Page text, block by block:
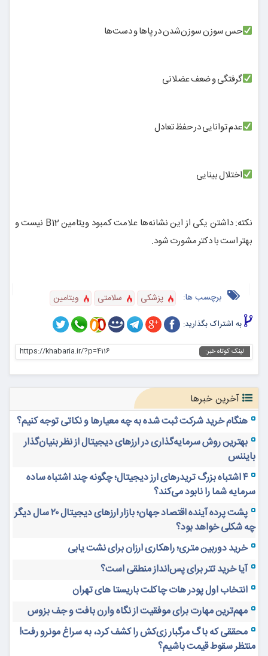
حس سوزن سوزن‌شدن در پاها و دست‌ها
گرفتگی و ضعف عضلانی
عدم توانایی در حفظ تعادل
اختلال بینایی
نکته: داشتن یکی از این نشانه‌ها علامت کمبود ویتامین B12 نیست و
بهتر است با دکتر مشورت شود.
برچسب ها: پزشکی سلامتی ویتامین
به اشتراک بگذارید:
لینک کوتاه خبر: https://khabaria.ir/?p=4116
آخرین خبرها
هنگام خرید شرکت ثبت شده به چه معیارها و نکاتی توجه کنیم؟
بهترین روش سرمایه‌گذاری در ارزهای دیجیتال از نظر بنیان‌گذار
بایننس
۴ اشتباه بزرگ تریدرهای ارز دیجیتال؛ چگونه چند اشتباه ساده
سرمایه شما را نابود می‌کند؟
پشت پرده آینده اقتصاد جهان؛ بازار ارزهای دیجیتال ۲۰ سال دیگر
چه شکلی خواهد بود؟
خرید دوربین متری؛ راهکاری ارزان برای نشت یابی
آیا خرید تتر برای پس‌انداز منطقی است؟
انتخاب اول پودر هات چاکلت باریستا های تهران
مهم‌ترین مهارت برای موفقیت از نگاه وارن بافت و جف بزوس
محققی که باگ مرگبار زی‌کش را کشف کرد، به سراغ مونرو رفت!
منتظر سقوط قیمت باشیم؟